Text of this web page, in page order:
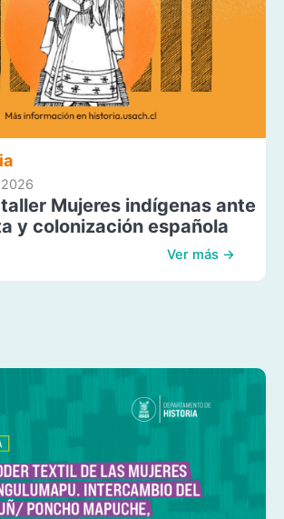
Mujeres indígenas ante
y colonización española
Ver más →